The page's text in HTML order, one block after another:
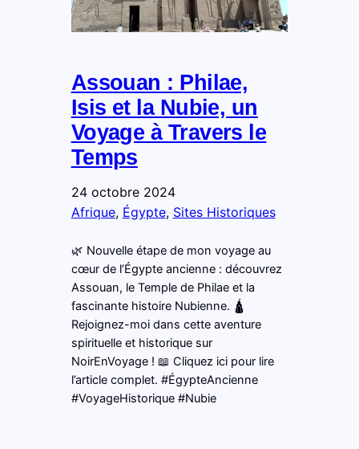
Assouan : Philae,
Isis et la Nubie, un
Voyage à Travers le
Temps
24 octobre 2024
Afrique, Égypte, Sites Historiques
🌿 Nouvelle étape de mon voyage au
cœur de l’Égypte ancienne : découvrez
Assouan, le Temple de Philae et la
fascinante histoire Nubienne. 🛕
Rejoignez-moi dans cette aventure
spirituelle et historique sur
NoirEnVoyage ! 📖 Cliquez ici pour lire
l’article complet. #ÉgypteAncienne
#VoyageHistorique #Nubie